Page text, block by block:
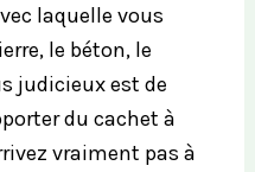
laquelle vous
le béton, le
judicieux est de
du cachet à
vraiment pas à